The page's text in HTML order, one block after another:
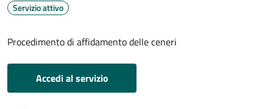
Servizio attivo
Procedimento di affidamento delle ceneri
Accedi al servizio